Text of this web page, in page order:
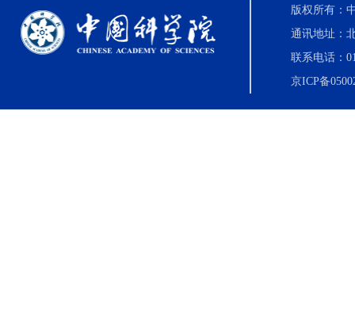
版权所有：
通讯地址：
联系电话：
京ICP备